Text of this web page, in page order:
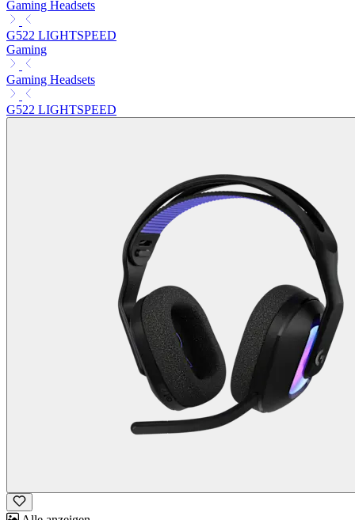
Gaming Headsets
G522 LIGHTSPEED
Gaming
Gaming Headsets
G522 LIGHTSPEED